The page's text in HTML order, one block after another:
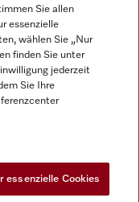
Sie allen
essenzielle
wählen Sie „Nur
finden Sie unter
jederzeit
Sie Ihre
essenzielle Cookies